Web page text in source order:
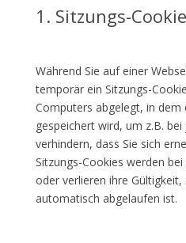
1. Sitzungs-
Während Sie auf einer
temporär ein Sitzungs-
Computers abgelegt, in dem
gespeichert wird, um z.B.
verhindern, dass Sie sich
Sitzungs-Cookies werden
oder verlieren ihre
automatisch abgelaufen ist.